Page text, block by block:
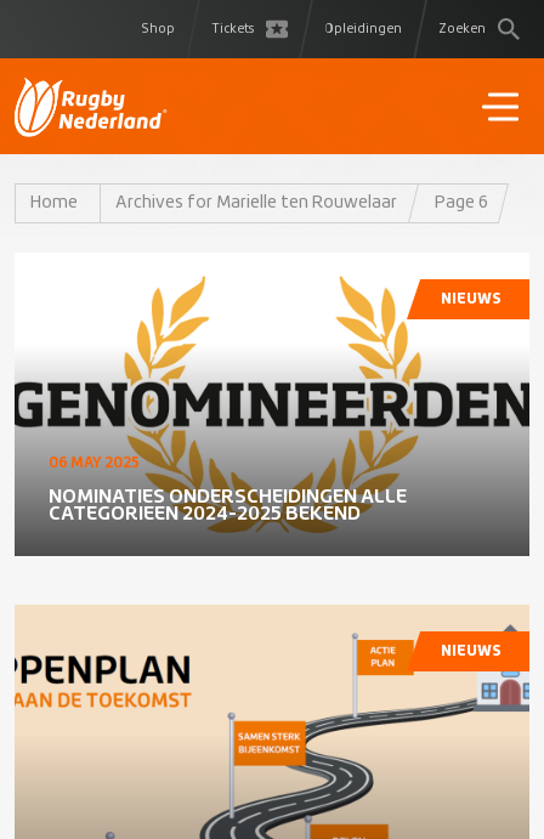
Shop Tickets Opleidingen Zoeken
Home Archives for Marielle ten Rouwelaar Page 6
06 MAY 2025
NOMINATIES ONDERSCHEIDINGEN ALLE
CATEGORIEEN 2024-2025 BEKEND
NIEUWS
NIEUWS